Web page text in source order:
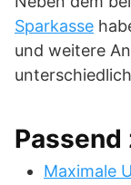
Sparkasse
und weitere
Passend
Maximale